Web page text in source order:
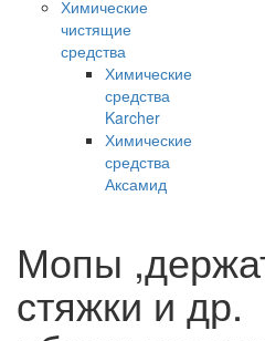
Химические
чистящие
средства
Химические
средства
Karcher
Химические
средства
Аксамид
Мопы
стяжки и др.